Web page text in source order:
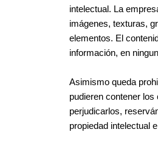
intelectual. La
imágenes, texturas,
elementos. El
información, en
Asimismo queda
pudieren contener
perjudicarlos,
propiedad intelectual